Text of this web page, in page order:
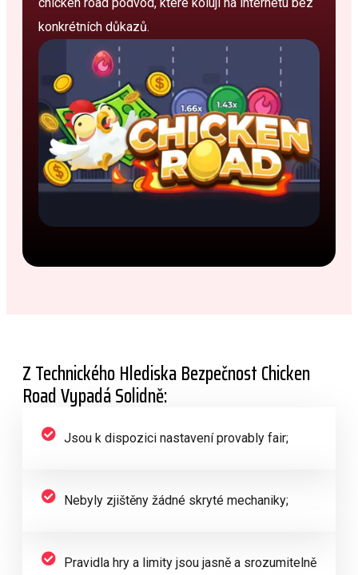
chicken road podvod, které kolují na internetu bez
konkrétních důkazů.
Z Technického Hlediska Bezpečnost Chicken
Road Vypadá Solidně:
Jsou k dispozici nastavení provably fair;
Nebyly zjištěny žádné skryté mechaniky;
Pravidla hry a limity jsou jasně a srozumitelně